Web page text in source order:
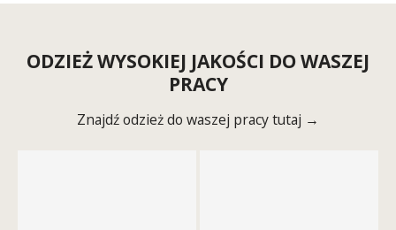
ODZIEŻ WYSOKIEJ JAKOŚCI DO WASZEJ
PRACY
Znajdź odzież do waszej pracy tutaj →